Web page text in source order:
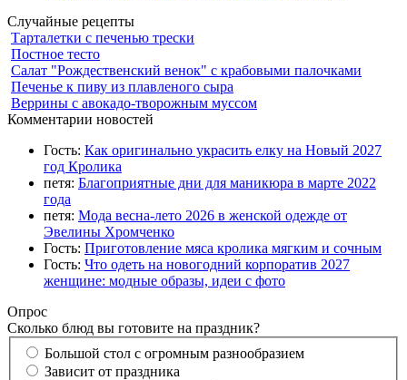
Случайные рецепты
Тарталетки с печенью трески
Постное тесто
Салат "Рождественский венок" с крабовыми палочками
Печенье к пиву из плавленого сыра
Веррины с авокадо-творожным муссом
Комментарии новостей
Гость: Как оригинально украсить елку на Новый 2027
год Кролика
петя: Благоприятные дни для маникюра в марте 2022
года
петя: Мода весна-лето 2026 в женской одежде от
Эвелины Хромченко
Гость: Приготовление мяса кролика мягким и сочным
Гость: Что одеть на новогодний корпоратив 2027
женщине: модные образы, идеи с фото
Опрос
Сколько блюд вы готовите на праздник?
Большой стол с огромным разнообразием
Зависит от праздника